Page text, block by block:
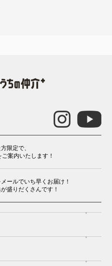
限定で、
案内いたします！
ールでいち早くお届け！
盛りだくさんです！